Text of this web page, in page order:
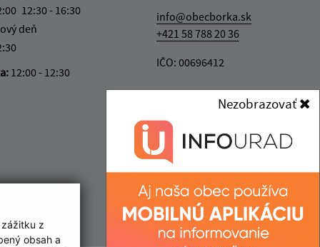
z
obsah a
Nezobrazovať
12:30 - 16:30
deň
12:00 - 12:30
info@obecborka.sk
+421 58 788 20 36
IČO: 00696412